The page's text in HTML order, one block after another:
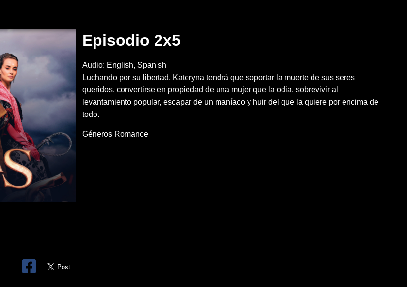
Episodio 2x5
Audio: English, Spanish
Luchando por su libertad, Kateryna tendrá que soportar la muerte de sus seres
queridos, convertirse en propiedad de una mujer que la odia, sobrevivir al
levantamiento popular, escapar de un maníaco y huir del que la quiere por encima de
todo.
Géneros Romance